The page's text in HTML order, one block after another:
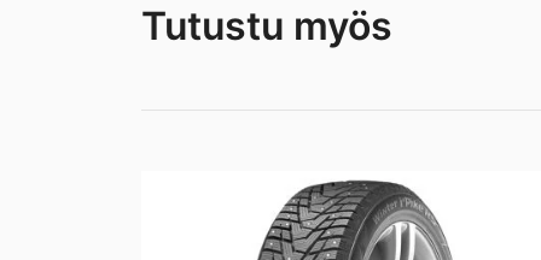
Tutustu myös